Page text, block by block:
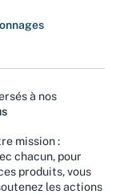
à nos
mission :
chacun, pour
produits, vous
les actions